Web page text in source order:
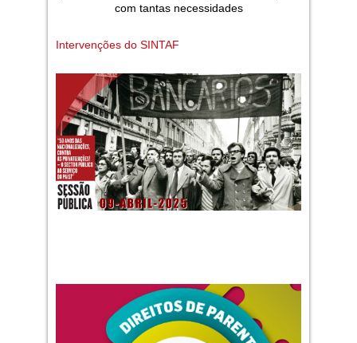
com tantas necessidades
Intervenções do SINTAF